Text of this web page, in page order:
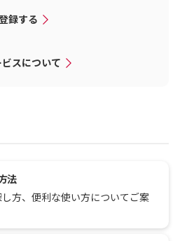
録する
スについて
法
し方、便利な使い方についてご案